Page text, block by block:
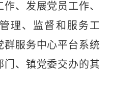
、发展党员工作、
理、监督和服务工
群服务中心平台系统
、镇党委交办的其